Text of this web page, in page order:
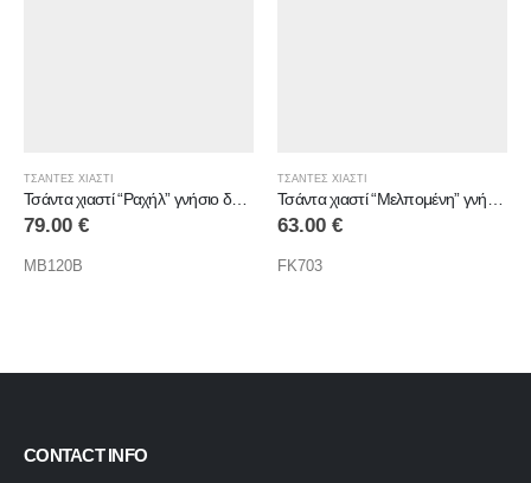
ΤΣΑΝΤΕΣ ΧΙΑΣΤΙ
Τσάντα χιαστί “Ραχήλ” γνήσιο δέρμα
79.00 €
MB120B
ΤΣΑΝΤΕΣ ΧΙΑΣΤΙ
63.00 €
FK703
CONTACT INFO